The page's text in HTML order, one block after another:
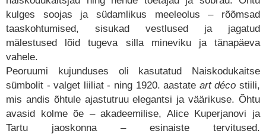
kulges soojas ja südamlikus meeleolus – rõõmsad
taaskohtumised, sisukad vestlused ja jagatud
mälestused lõid tugeva silla mineviku ja tänapäeva
vahele.
Peoruumi kujunduses oli kasutatud Naiskodukaitse
sümbolit - valget liiliat - ning 1920. aastate art déco stiili,
mis andis õhtule ajastutruu elegantsi ja väärikuse. Õhtu
avasid kolme õe – akadeemilise, Alice Kuperjanovi ja
Tartu jaoskonna – esinaiste tervitused.